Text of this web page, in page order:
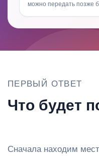
можно передать позже
ПЕРВЫЙ ОТВЕТ
Что будет
Сначала находим